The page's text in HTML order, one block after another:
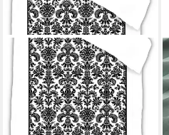
ESPICO
Bettwäsche Barock
135 x 200 cm B/L
9,95 € UVP44,95 €
-78%
in 2-3 Werktagen bei dir